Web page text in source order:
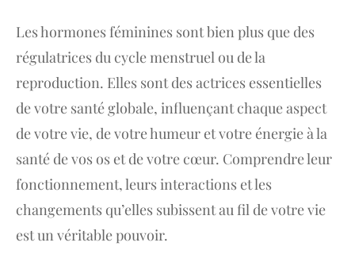
Les hormones féminines sont bien plus que des
régulatrices du cycle menstruel ou de la
reproduction. Elles sont des actrices essentielles
de votre santé globale, influençant chaque aspect
de votre vie, de votre humeur et votre énergie à la
santé de vos os et de votre cœur. Comprendre leur
fonctionnement, leurs interactions et les
changements qu’elles subissent au fil de votre vie
est un véritable pouvoir.